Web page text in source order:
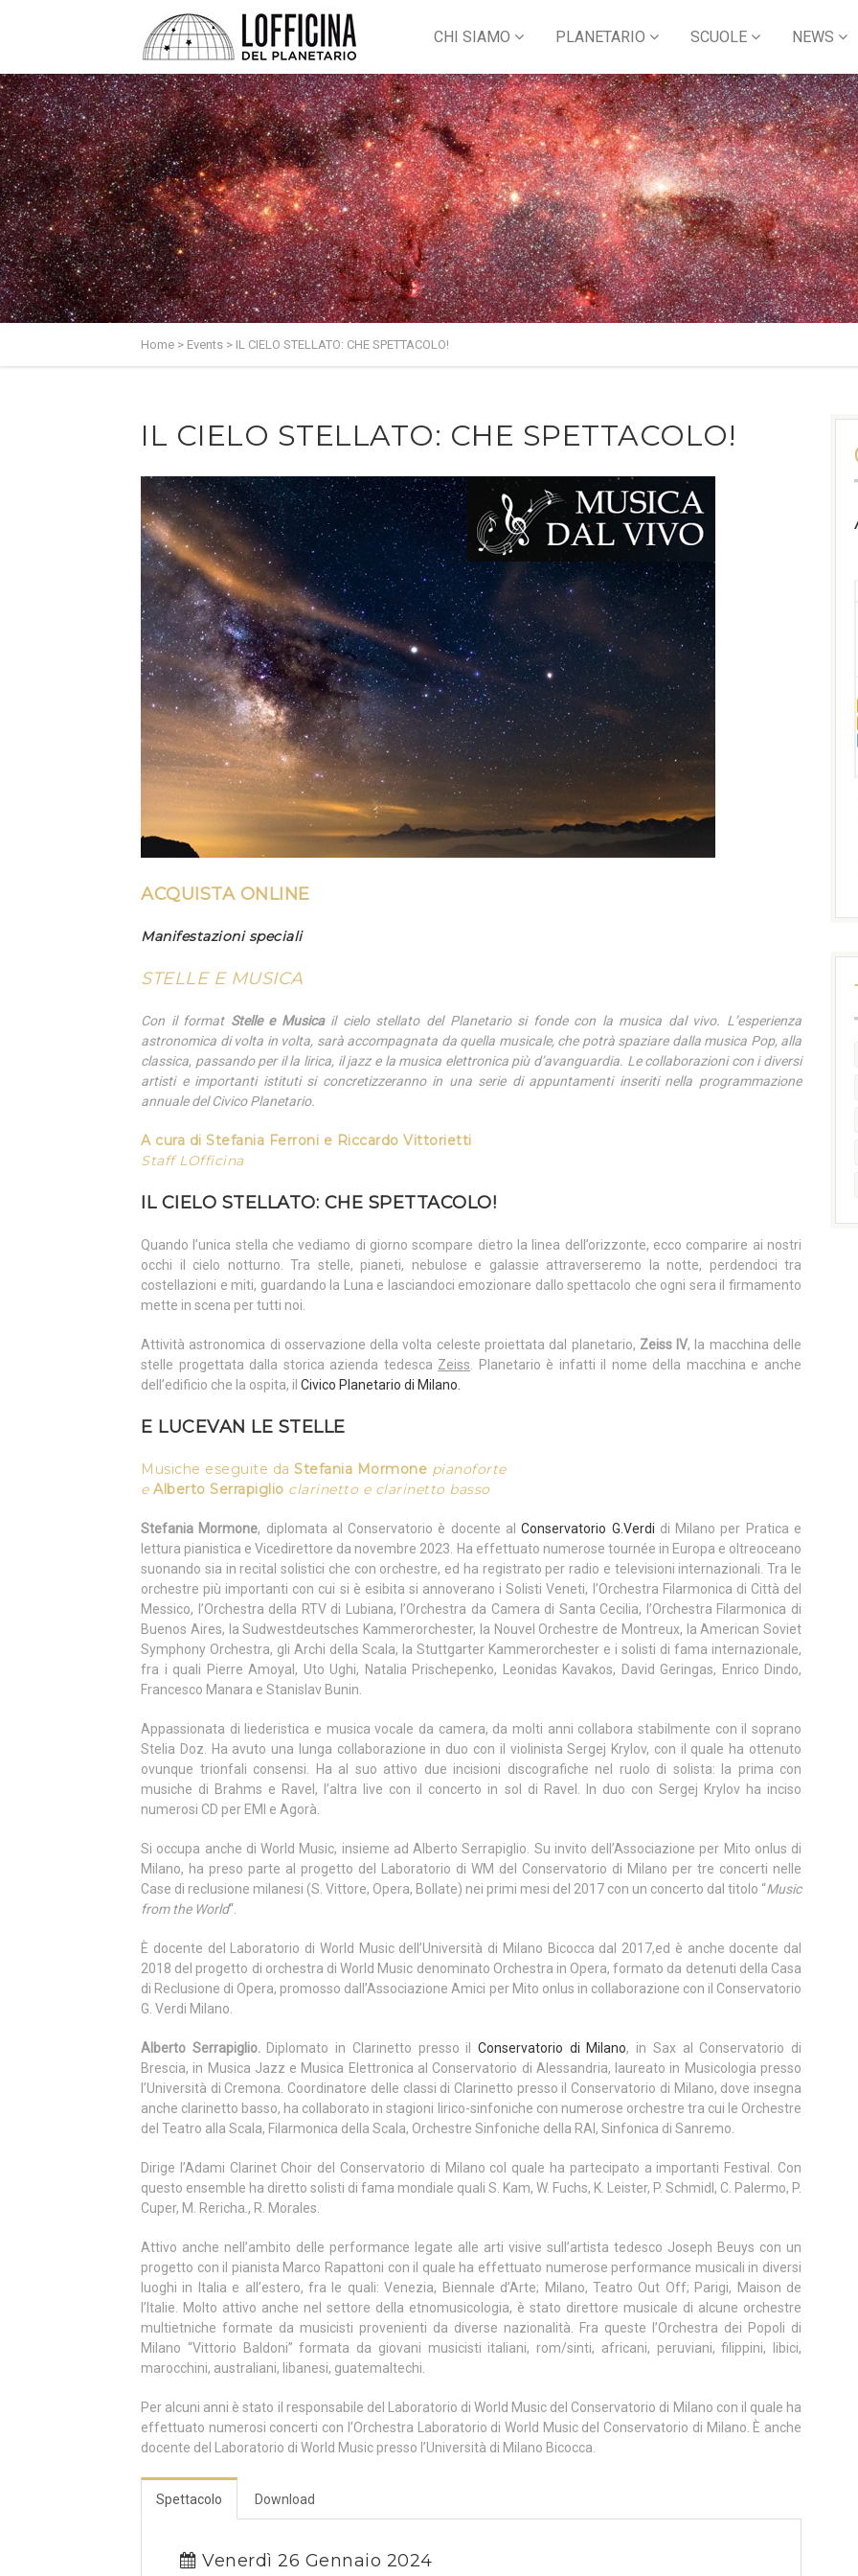
CHI SIAMO PLANETARIO SCUOLE NEWS
Home > Events > IL CIELO STELLATO: CHE SPETTACOLO!
IL CIELO STELLATO: CHE SPETTACOLO!
ACQUISTA ONLINE
Manifestazioni speciali
STELLE E MUSICA
Con il format Stelle e Musicail cielo stellato del Planetario si fonde con la musica dal vivo. L’esperienza
astronomica di volta in volta, sarà accompagnata da quella musicale, che potrà spaziare dalla musica Pop, alla
classica, passando per il la lirica, il jazz e la musica elettronica più d’avanguardia. Le collaborazioni con i diversi
artisti e importanti istituti si concretizzeranno in una serie di appuntamenti inseriti nella programmazione
annuale del Civico Planetario.
A cura di Stefania Ferroni e Riccardo Vittorietti
Staff LOfficina
IL CIELO STELLATO: CHE SPETTACOLO!
Quando l’unica stella che vediamo di giorno scompare dietro la linea dell’orizzonte, ecco comparire ai nostri
occhi il cielo notturno. Tra stelle, pianeti, nebulose e galassie attraverseremo la notte, perdendoci tra
costellazioni e miti, guardando la Luna e lasciandoci emozionare dallo spettacolo che ogni sera il firmamento
mette in scena per tutti noi.
Attività astronomica di osservazione della volta celeste proiettata dal planetario, Zeiss IV, la macchina delle
stelle progettata dalla storica azienda tedesca Zeiss . Planetario è infatti il nome della macchina e anche
dell’edificio che la ospita, il Civico Planetario di Milano.
E LUCEVAN LE STELLE
Musiche eseguite da Stefania Mormone pianoforte
e Alberto Serrapiglio clarinetto e clarinetto basso
Stefania Mormone, diplomata al Conservatorio è docente al Conservatorio G.Verdi di Milano per Pratica e
lettura pianistica e Vicedirettore da novembre 2023. Ha effettuato numerose tournée in Europa e oltreoceano
suonando sia in recital solistici che con orchestre, ed ha registrato per radio e televisioni internazionali. Tra le
orchestre più importanti con cui si è esibita si annoverano i Solisti Veneti, l’Orchestra Filarmonica di Città del
Messico, l’Orchestra della RTV di Lubiana, l’Orchestra da Camera di Santa Cecilia, l’Orchestra Filarmonica di
Buenos Aires, la Sudwestdeutsches Kammerorchester, la Nouvel Orchestre de Montreux, la American Soviet
Symphony Orchestra, gli Archi della Scala, la Stuttgarter Kammerorchester e i solisti di fama internazionale,
fra i quali Pierre Amoyal, Uto Ughi, Natalia Prischepenko, Leonidas Kavakos, David Geringas, Enrico Dindo,
Francesco Manara e Stanislav Bunin.
Appassionata di liederistica e musica vocale da camera, da molti anni collabora stabilmente con il soprano
Stelia Doz. Ha avuto una lunga collaborazione in duo con il violinista Sergej Krylov, con il quale ha ottenuto
ovunque trionfali consensi. Ha al suo attivo due incisioni discografiche nel ruolo di solista: la prima con
musiche di Brahms e Ravel, l’altra live con il concerto in sol di Ravel. In duo con Sergej Krylov ha inciso
numerosi CD per EMI e Agorà.
Si occupa anche di World Music, insieme ad Alberto Serrapiglio. Su invito dell’Associazione per Mito onlus di
Milano, ha preso parte al progetto del Laboratorio di WM del Conservatorio di Milano per tre concerti nelle
Case di reclusione milanesi (S. Vittore, Opera, Bollate) nei primi mesi del 2017 con un concerto dal titolo “Music
from the World“.
È docente del Laboratorio di World Music dell’Università di Milano Bicocca dal 2017,ed è anche docente dal
2018 del progetto di orchestra di World Music denominato Orchestra in Opera, formato da detenuti della Casa
di Reclusione di Opera, promosso dall’Associazione Amici per Mito onlus in collaborazione con il Conservatorio
G. Verdi Milano.
Alberto Serrapiglio. Diplomato in Clarinetto presso ilConservatorio di Milano, in Sax al Conservatorio di
Brescia, in Musica Jazz e Musica Elettronica al Conservatorio di Alessandria, laureato in Musicologia presso
l’Università di Cremona. Coordinatore delle classi di Clarinetto presso il Conservatorio di Milano, dove insegna
anche clarinetto basso, ha collaborato in stagioni lirico-sinfoniche con numerose orchestre tra cui le Orchestre
del Teatro alla Scala, Filarmonica della Scala, Orchestre Sinfoniche della RAI, Sinfonica di Sanremo.
Dirige l’Adami Clarinet Choir del Conservatorio di Milano col quale ha partecipato a importanti Festival. Con
questo ensemble ha diretto solisti di fama mondiale quali S. Kam, W. Fuchs, K. Leister, P. Schmidl, C. Palermo, P.
Cuper, M. Rericha., R. Morales.
Attivo anche nell’ambito delle performance legate alle arti visive sull’artista tedesco Joseph Beuys con un
progetto con il pianista Marco Rapattoni con il quale ha effettuato numerose performance musicali in diversi
luoghi in Italia e all’estero, fra le quali: Venezia, Biennale d’Arte; Milano, Teatro Out Off; Parigi, Maison de
l’Italie. Molto attivo anche nel settore della etnomusicologia, è stato direttore musicale di alcune orchestre
multietniche formate da musicisti provenienti da diverse nazionalità. Fra queste l’Orchestra dei Popoli di
Milano “Vittorio Baldoni” formata da giovani musicisti italiani, rom/sinti, africani, peruviani, filippini, libici,
marocchini, australiani, libanesi, guatemaltechi.
Per alcuni anni è stato il responsabile del Laboratorio di World Music del Conservatorio di Milano con il quale ha
effettuato numerosi concerti con l’Orchestra Laboratorio di World Music del Conservatorio di Milano. È anche
docente del Laboratorio di World Music presso l’Università di Milano Bicocca.
Spettacolo Download
Venerdì 26 Gennaio 2024